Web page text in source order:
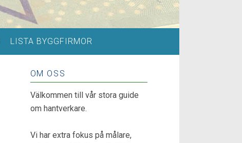
LISTA BYGGFIRMOR
OM OSS
Välkommen till vår stora guide
om hantverkare.
Vi har extra fokus på målare,